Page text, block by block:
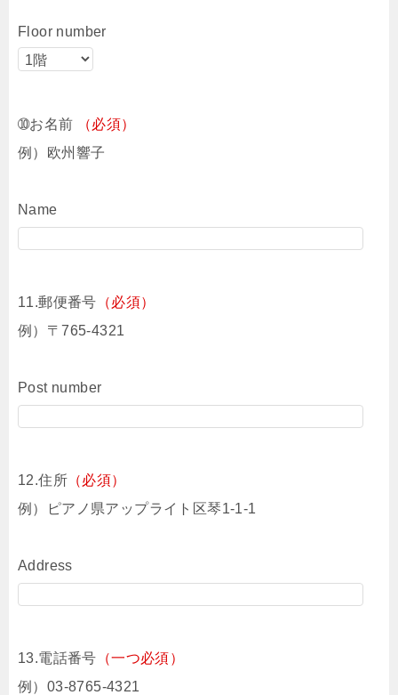
Floor number
➉お名前
（必須）
例）欧州響子
Name
11.郵便番号 （必須）
例）〒765-4321
Post number
12.住所 （必須）
例）ピアノ県アップライト区琴1-1-1
Address
13.電話番号 （一つ必須）
例）03-8765-4321